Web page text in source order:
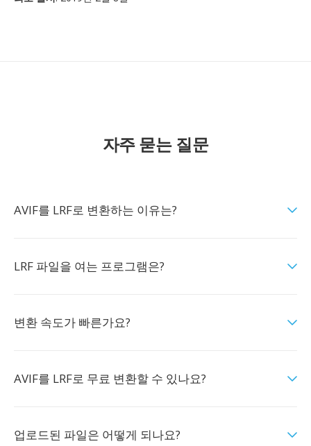
자주 묻는 질문
AVIF를 LRF로 변환하는 이유는?
LRF 파일을 여는 프로그램은?
변환 속도가 빠른가요?
AVIF를 LRF로 무료 변환할 수 있나요?
업로드된 파일은 어떻게 되나요?